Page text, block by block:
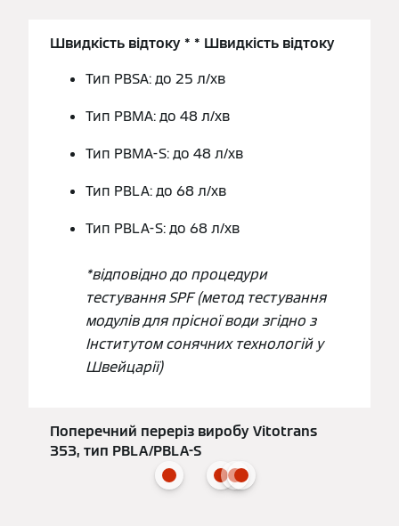
Швидкість відтоку * * Швидкість відтоку
Тип PBSA: до 25 л/хв
Тип PBMA: до 48 л/хв
Тип PBMA-S: до 48 л/хв
Тип PBLA: до 68 л/хв
Тип PBLA-S: до 68 л/хв
*відповідно до процедури
тестування SPF (метод тестування
модулів для прісної води згідно з
Інститутом сонячних технологій у
Швейцарії)
Поперечний переріз виробу Vitotrans
353, тип PBLA/PBLA-S